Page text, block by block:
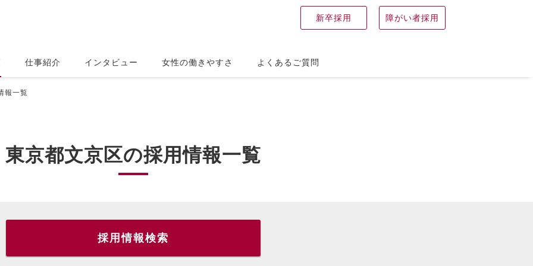
新卒採用 障がい者採用
仕事紹介 インタビュー 女性の働きやすさ よくあるご質問
報一覧
東京都文京区の採用情報一覧
採用情報検索